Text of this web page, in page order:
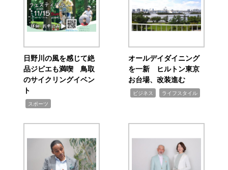
日野川の風を感じて絶
品ジビエも満喫 鳥取
のサイクリングイベン
ト
スポーツ
オールデイダイニング
を一新 ヒルトン東京
お台場、改装進む
ビジネス ライフスタイル